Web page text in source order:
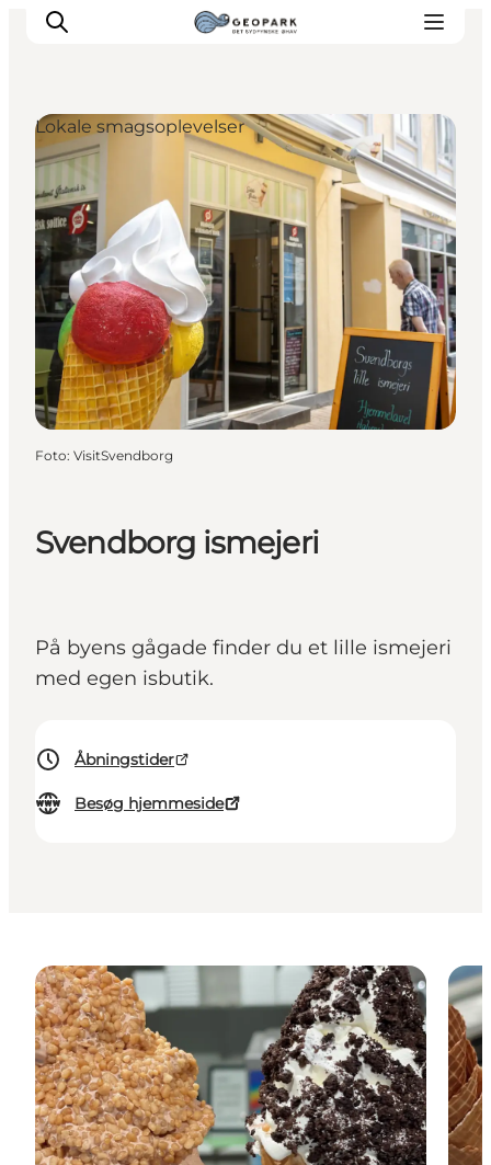
Svendborg ismejeri
På byens gågade finder du et lille ismejeri
med egen isbutik.
Åbningstider
Besøg hjemmeside
Lokale smagsoplevelser
Foto: VisitSvendborg